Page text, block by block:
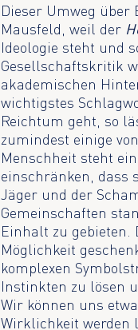
Dieser Umweg
Mausfeld, weil der
Ideologie steht und
Gesellschaftskritik
akademischen
wichtigstes
Reichtum geht, so
zumindest einige
Menschheit steht
einschränken, dass
Jäger und der
Gemeinschaften
Einhalt zu
Möglichkeit
komplexen
Instinkten zu lösen
Wir können uns
Wirklichkeit werden